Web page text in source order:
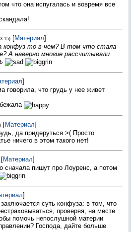
что она испугалась и вовремя все
[Материал]
конфуз то в чем? В том что стала
А наверно многие рассчитывали
]
говорила, что грудь у нее живет
[Материал]
да придеруться >( Просто
ничего в этом такого нет!
[Материал]
сначала пишут про Лоуренс, а потом
]
суть конфуза: в том, что
проверяя, на месте
помочь непослушной материи
Господа, дайте больше